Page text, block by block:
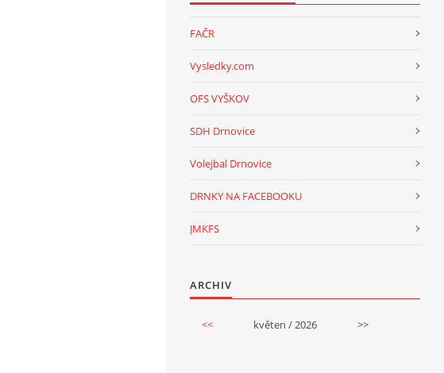
FAČR
Vysledky.com
OFS VYŠKOV
SDH Drnovice
Volejbal Drnovice
DRNKY NA FACEBOOKU
JMKFS
ARCHIV
<< květen / 2026 >>